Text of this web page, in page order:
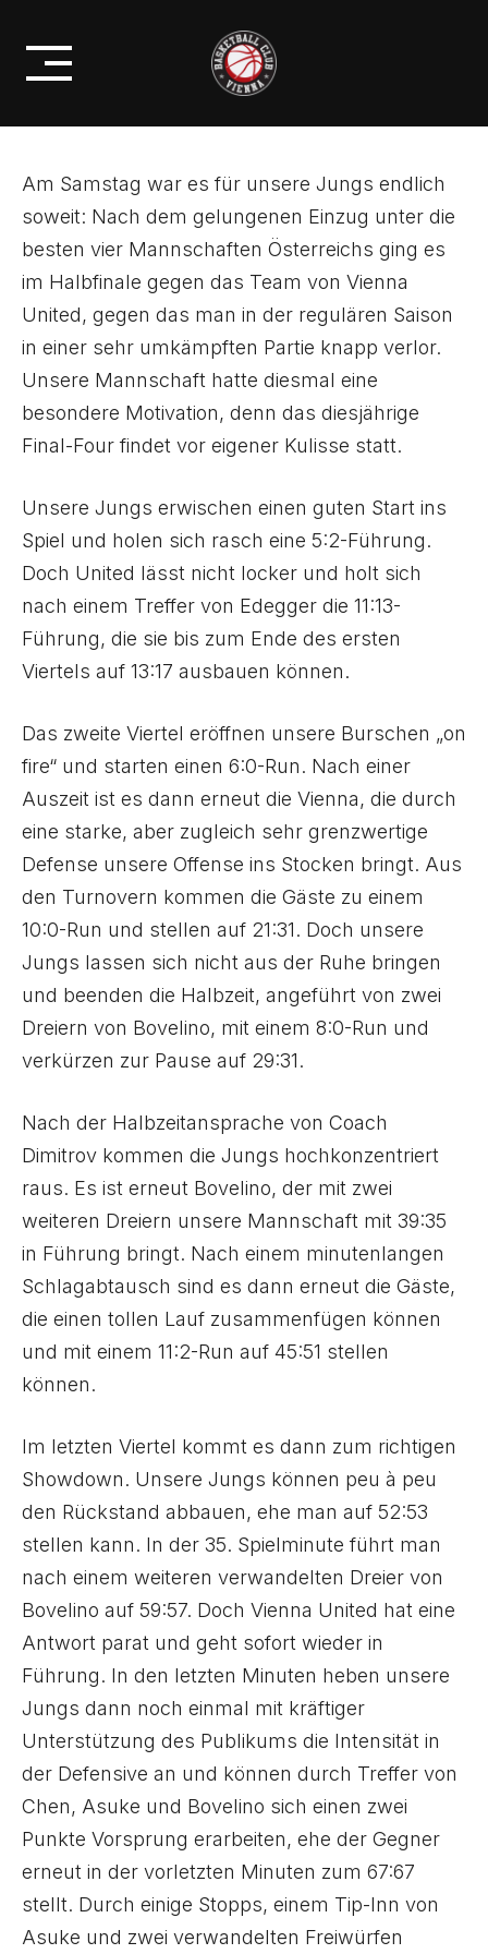
content
KRIMISIEG GEGEN VIENNA
UNITED
Am Samstag war es für unsere Jungs endlich
soweit: Nach dem gelungenen Einzug unter die
besten vier Mannschaften Österreichs ging es
im Halbfinale gegen das Team von Vienna
United, gegen das man in der regulären Saison
in einer sehr umkämpften Partie knapp verlor.
Unsere Mannschaft hatte diesmal eine
besondere Motivation, denn das diesjährige
Final-Four findet vor eigener Kulisse statt.
Unsere Jungs erwischen einen guten Start ins
Spiel und holen sich rasch eine 5:2-Führung.
Doch United lässt nicht locker und holt sich
nach einem Treffer von Edegger die 11:13-
Führung, die sie bis zum Ende des ersten
Viertels auf 13:17 ausbauen können.
Das zweite Viertel eröffnen unsere Burschen „on
fire“ und starten einen 6:0-Run. Nach einer
Auszeit ist es dann erneut die Vienna, die durch
eine starke, aber zugleich sehr grenzwertige
Defense unsere Offense ins Stocken bringt. Aus
den Turnovern kommen die Gäste zu einem
10:0-Run und stellen auf 21:31. Doch unsere
Jungs lassen sich nicht aus der Ruhe bringen
und beenden die Halbzeit, angeführt von zwei
Dreiern von Bovelino, mit einem 8:0-Run und
verkürzen zur Pause auf 29:31.
Nach der Halbzeitansprache von Coach
Dimitrov kommen die Jungs hochkonzentriert
raus. Es ist erneut Bovelino, der mit zwei
weiteren Dreiern unsere Mannschaft mit 39:35
in Führung bringt. Nach einem minutenlangen
Schlagabtausch sind es dann erneut die Gäste,
die einen tollen Lauf zusammenfügen können
und mit einem 11:2-Run auf 45:51 stellen
können.
Im letzten Viertel kommt es dann zum richtigen
Showdown. Unsere Jungs können peu à peu
den Rückstand abbauen, ehe man auf 52:53
stellen kann. In der 35. Spielminute führt man
nach einem weiteren verwandelten Dreier von
Bovelino auf 59:57. Doch Vienna United hat eine
Antwort parat und geht sofort wieder in
Führung. In den letzten Minuten heben unsere
Jungs dann noch einmal mit kräftiger
Unterstützung des Publikums die Intensität in
der Defensive an und können durch Treffer von
Chen, Asuke und Bovelino sich einen zwei
Punkte Vorsprung erarbeiten, ehe der Gegner
erneut in der vorletzten Minuten zum 67:67
stellt. Durch einige Stopps, einem Tip-Inn von
Asuke und zwei verwandelten Freiwürfen